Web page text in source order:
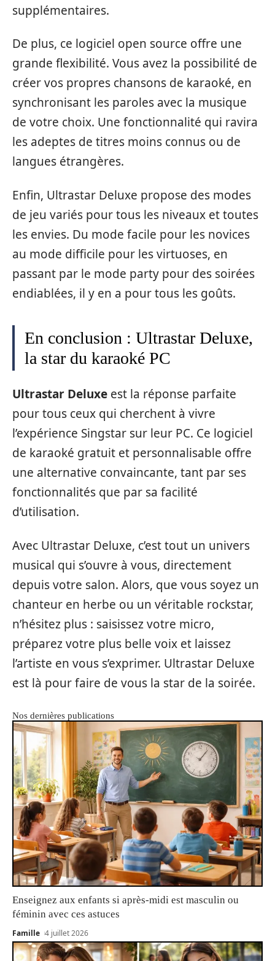
supplémentaires.
De plus, ce logiciel open source offre une
grande flexibilité. Vous avez la possibilité de
créer vos propres chansons de karaoké, en
synchronisant les paroles avec la musique
de votre choix. Une fonctionnalité qui ravira
les adeptes de titres moins connus ou de
langues étrangères.
Enfin, Ultrastar Deluxe propose des modes
de jeu variés pour tous les niveaux et toutes
les envies. Du mode facile pour les novices
au mode difficile pour les virtuoses, en
passant par le mode party pour des soirées
endiablées, il y en a pour tous les goûts.
En conclusion : Ultrastar Deluxe,
la star du karaoké PC
Ultrastar Deluxe est la réponse parfaite
pour tous ceux qui cherchent à vivre
l’expérience Singstar sur leur PC. Ce logiciel
de karaoké gratuit et personnalisable offre
une alternative convaincante, tant par ses
fonctionnalités que par sa facilité
d’utilisation.
Avec Ultrastar Deluxe, c’est tout un univers
musical qui s’ouvre à vous, directement
depuis votre salon. Alors, que vous soyez un
chanteur en herbe ou un véritable rockstar,
n’hésitez plus : saisissez votre micro,
préparez votre plus belle voix et laissez
l’artiste en vous s’exprimer. Ultrastar Deluxe
est là pour faire de vous la star de la soirée.
Nos dernières publications
Enseignez aux enfants si après-midi est masculin ou
féminin avec ces astuces
Famille 4 juillet 2026